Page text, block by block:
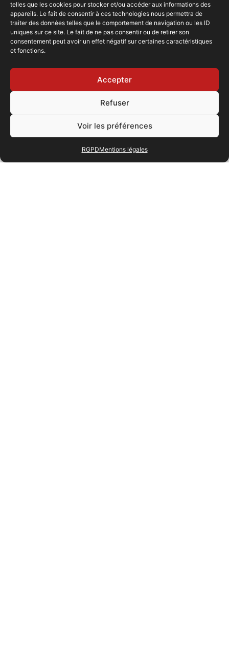
telles que les cookies pour stocker et/ou accéder aux informations des
appareils. Le fait de consentir à ces technologies nous permettra de
traiter des données telles que le comportement de navigation ou les ID
uniques sur ce site. Le fait de ne pas consentir ou de retirer son
consentement peut avoir un effet négatif sur certaines caractéristiques
et fonctions.
Accepter
Refuser
Voir les préférences
RGPDMentions légales
Pour éviter les mauvaises surprises, il est recommandé de
demander un devis détaillédès le début des échanges avec
le traiteur. Celui-ci doit inclure le prix des plats, des
boissons, du service, de la location de matériel et des
éventuelles animations. Il est également utile de prévoir
plusieurs devis permet d’évaluer la compétitivité des offres
et de trouver la formule la plus adaptée. Enfin, il est
conseillé de rencontrer le traiteur pour une dégustation afin
de valider la qualité des plats avant de signer le contrat.